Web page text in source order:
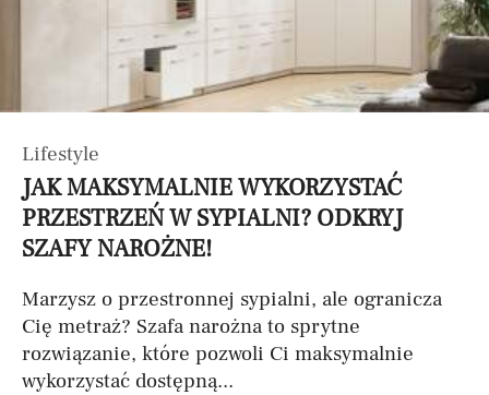
Lifestyle
JAK MAKSYMALNIE WYKORZYSTAĆ
PRZESTRZEŃ W SYPIALNI? ODKRYJ
SZAFY NAROŻNE!
Marzysz o przestronnej sypialni, ale ogranicza
Cię metraż? Szafa narożna to sprytne
rozwiązanie, które pozwoli Ci maksymalnie
wykorzystać dostępną...